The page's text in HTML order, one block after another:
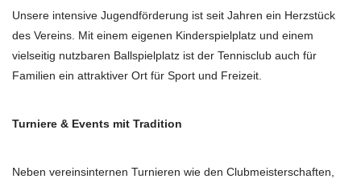
Unsere intensive Jugendförderung ist seit Jahren ein Herzstück
des Vereins. Mit einem eigenen Kinderspielplatz und einem
vielseitig nutzbaren Ballspielplatz ist der Tennisclub auch für
Familien ein attraktiver Ort für Sport und Freizeit.
Turniere & Events mit Tradition
Neben vereinsinternen Turnieren wie den Clubmeisterschaften,